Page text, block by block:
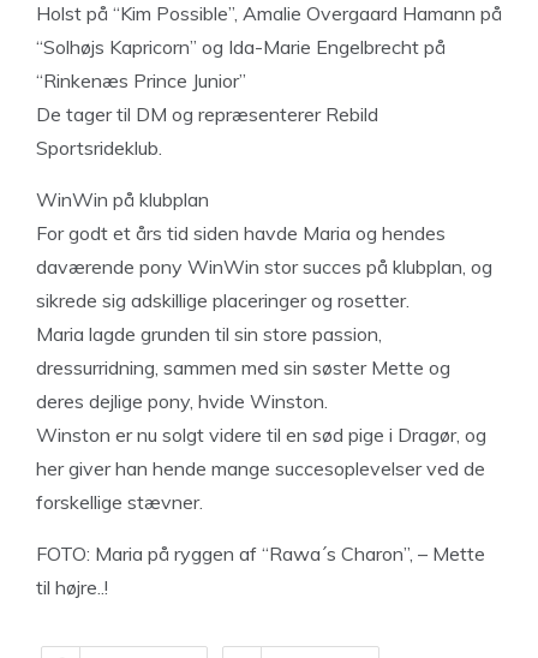
Holst på “Kim Possible”, Amalie Overgaard Hamann på
“Solhøjs Kapricorn” og Ida-Marie Engelbrecht på
“Rinkenæs Prince Junior”
De tager til DM og repræsenterer Rebild
Sportsrideklub.
WinWin på klubplan
For godt et års tid siden havde Maria og hendes
daværende pony WinWin stor succes på klubplan, og
sikrede sig adskillige placeringer og rosetter.
Maria lagde grunden til sin store passion,
dressurridning, sammen med sin søster Mette og
deres dejlige pony, hvide Winston.
Winston er nu solgt videre til en sød pige i Dragør, og
her giver han hende mange succesoplevelser ved de
forskellige stævner.
FOTO: Maria på ryggen af “Rawa´s Charon”, – Mette
til højre..!